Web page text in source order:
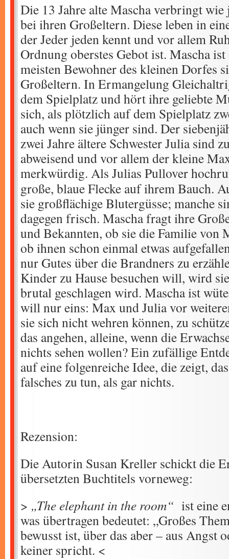
Die 13 Jahre alte Mascha verbringt wie
bei ihren Großeltern. Diese leben in
der Jeder jeden kennt und vor allem
Ordnung oberstes Gebot ist. Mascha
meisten Bewohner des kleinen Dorfes
Großeltern. In Ermangelung
dem Spielplatz und hört ihre geliebte
sich, als plötzlich auf dem Spielplatz
auch wenn sie jünger sind. Der
zwei Jahre ältere Schwester Julia sind
abweisend und vor allem der kleine
merkwürdig. Als Julias Pullover
große, blaue Flecke auf ihrem Bauch.
sie großflächige Blutergüsse; manche
dagegen frisch. Mascha fragt ihre
und Bekannten, ob sie die Familie von
ob ihnen schon einmal etwas
nur Gutes über die Brandners zu
Kinder zu Hause besuchen will, wird
brutal geschlagen wird. Mascha ist
will nur eins: Max und Julia vor
sie sich nicht wehren können, zu
das angehen, alleine, wenn die
nichts sehen wollen? Ein zufällige
auf eine folgenreiche Idee, die zeigt,
falsches zu tun, als gar nichts.
Rezension:
Die Autorin Susan Kreller schickt die
übersetzten Buchtitels vorneweg:
> „The elephant in the room“ ist eine
was übertragen bedeutet: „Großes
bewusst ist, über das aber – aus Angst
keiner spricht. <